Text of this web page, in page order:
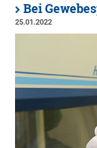
Bei
25.01.2022